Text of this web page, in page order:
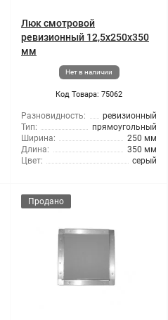
Люк смотровой
ревизионный 12,5x250x350
мм
Нет в наличии
Код Товара: 75062
Разновидность:
ревизионный
Тип:
прямоугольный
Ширина:
250 мм
Длина:
350 мм
Цвет:
серый
Продано